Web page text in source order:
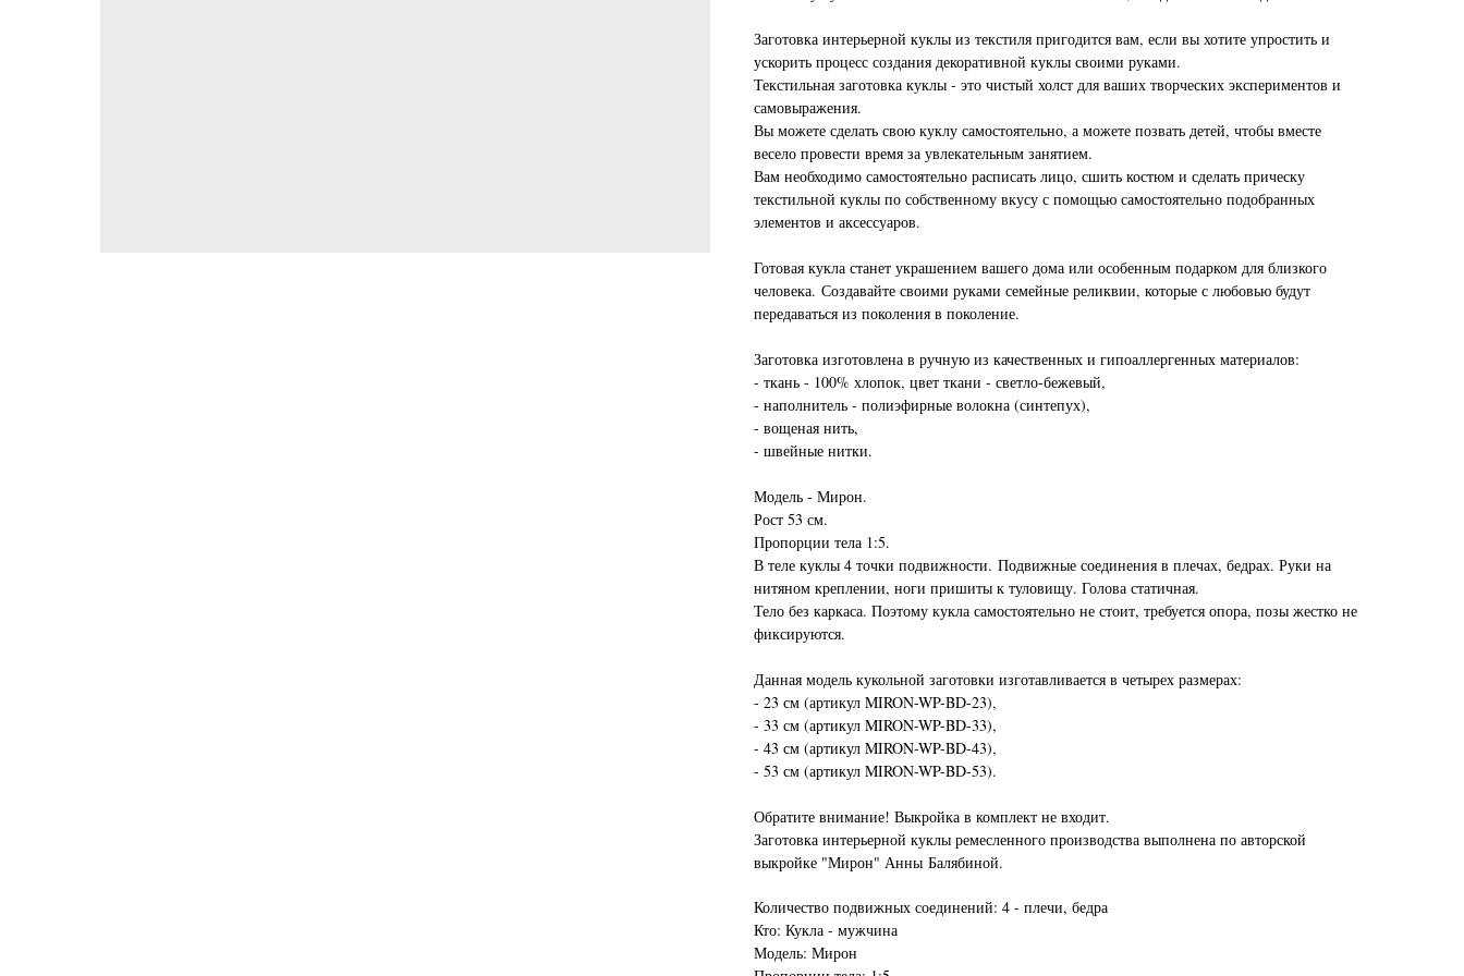
Заготовка интерьерной куклы из текстиля пригодится вам, если вы хотите упростить и
ускорить процесс создания декоративной куклы своими руками.
Текстильная заготовка куклы - это чистый холст для ваших творческих экспериментов и
самовыражения.
Вы можете сделать свою куклу самостоятельно, а можете позвать детей, чтобы вместе
весело провести время за увлекательным занятием.
Вам необходимо самостоятельно расписать лицо, сшить костюм и сделать прическу
текстильной куклы по собственному вкусу с помощью самостоятельно подобранных
элементов и аксессуаров.
Готовая кукла станет украшением вашего дома или особенным подарком для близкого
человека. Создавайте своими руками семейные реликвии, которые с любовью будут
передаваться из поколения в поколение.
Заготовка изготовлена в ручную из качественных и гипоаллергенных материалов:
- ткань - 100% хлопок, цвет ткани - светло-бежевый,
- наполнитель - полиэфирные волокна (синтепух),
- вощеная нить,
- швейные нитки.
Модель - Мирон.
Рост 53 см.
Пропорции тела 1:5.
В теле куклы 4 точки подвижности. Подвижные соединения в плечах, бедрах. Руки на
нитяном креплении, ноги пришиты к туловищу. Голова статичная.
Тело без каркаса. Поэтому кукла самостоятельно не стоит, требуется опора, позы жестко не
фиксируются.
Данная модель кукольной заготовки изготавливается в четырех размерах:
- 23 см (артикул MIRON-WP-BD-23),
- 33 см (артикул MIRON-WP-BD-33),
- 43 см (артикул MIRON-WP-BD-43),
- 53 см (артикул MIRON-WP-BD-53).
Обратите внимание! Выкройка в комплект не входит.
Заготовка интерьерной куклы ремесленного производства выполнена по авторской
выкройке "Мирон" Анны Балябиной.
Количество подвижных соединений: 4 - плечи, бедра
Кто: Кукла - мужчина
Модель: Мирон